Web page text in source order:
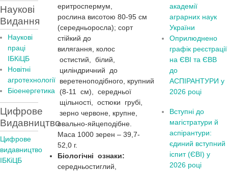
еритроспермум,
рослина висотою 80-95 см
(середньоросла); сорт
стійкий до
вилягання, колос
остистий, білий,
циліндричний до
веретеноподібного, крупний
(8-11 см), середньої
щільності, остюки грубі,
зерно червоне, крупне,
овально-яйцеподібне.
Маса 1000 зерен – 39,7-
52,0 г.
Біологічні ознаки:
середньостиглий,
Наукові
Видання
Наукові
праці
ІБКіЦБ
Новітні
агротехнології
Бiоенергетика
Цифрове
Видавництво
Цифрове
видавництво
ІБКіЦБ
академії
аграрних наук
України
Оприлюднено
графік реєстрації
на ЄВІ та ЄВВ
до
АСПІРАНТУРИ у
2026 році
Вступні до
магістратури й
аспірантури:
єдиний вступний
іспит (ЄВІ) у
2026 році